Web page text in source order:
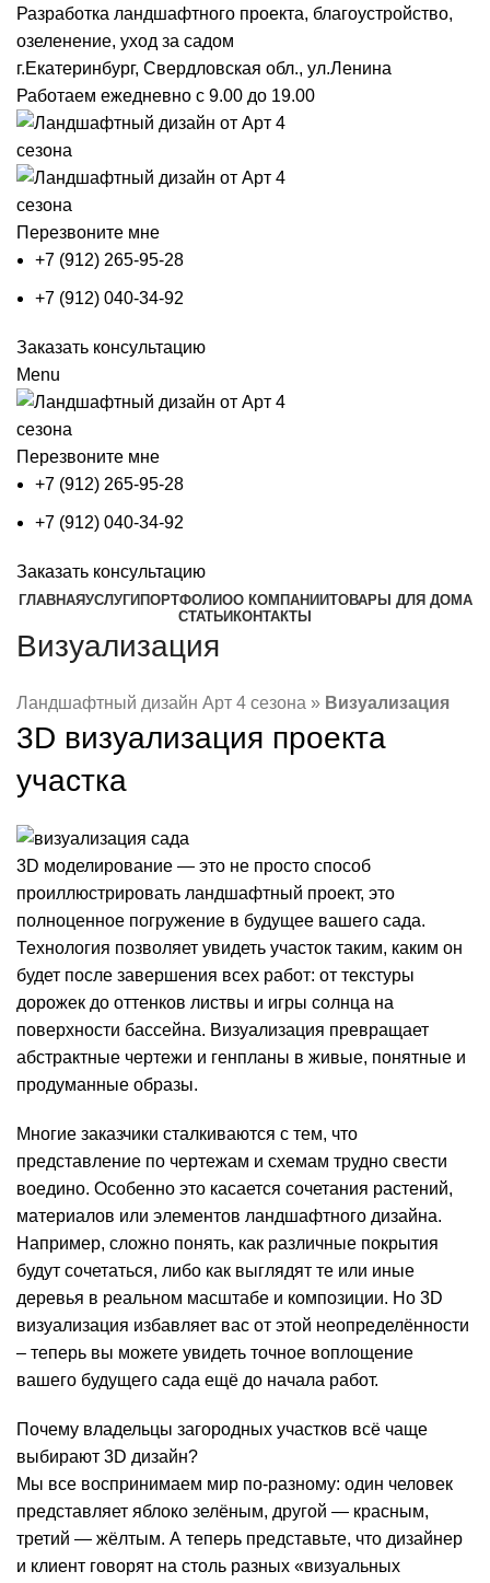
Разработка ландшафтного проекта, благоустройство,
озеленение, уход за садом
г.Екатеринбург, Свердловская обл., ул.Ленина
Работаем ежедневно с 9.00 до 19.00
Перезвоните мне
+7 (912) 265-95-28
+7 (912) 040-34-92
Заказать консультацию
Menu
Перезвоните мне
+7 (912) 265-95-28
+7 (912) 040-34-92
Заказать консультацию
ГЛАВНАЯУСЛУГИ ПОРТФОЛИОО КОМПАНИИТОВАРЫ ДЛЯ ДОМА
СТАТЬИ КОНТАКТЫ
Визуализация
Ландшафтный дизайн Арт 4 сезона » Визуализация
3D визуализация проекта
участка
3D моделирование — это не просто способ
проиллюстрировать ландшафтный проект, это
полноценное погружение в будущее вашего сада.
Технология позволяет увидеть участок таким, каким он
будет после завершения всех работ: от текстуры
дорожек до оттенков листвы и игры солнца на
поверхности бассейна. Визуализация превращает
абстрактные чертежи и генпланы в живые, понятные и
продуманные образы.
Многие заказчики сталкиваются с тем, что
представление по чертежам и схемам трудно свести
воедино. Особенно это касается сочетания растений,
материалов или элементов ландшафтного дизайна.
Например, сложно понять, как различные покрытия
будут сочетаться, либо как выглядят те или иные
деревья в реальном масштабе и композиции. Но 3D
визуализация избавляет вас от этой неопределённости
– теперь вы можете увидеть точное воплощение
вашего будущего сада ещё до начала работ.
Почему владельцы загородных участков всё чаще
выбирают 3D дизайн?
Мы все воспринимаем мир по-разному: один человек
представляет яблоко зелёным, другой — красным,
третий — жёлтым. А теперь представьте, что дизайнер
и клиент говорят на столь разных «визуальных